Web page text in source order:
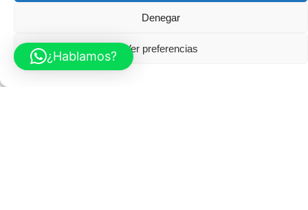
Denegar
Ver preferencias
Google.
Mándame
un
¿Hablamos?